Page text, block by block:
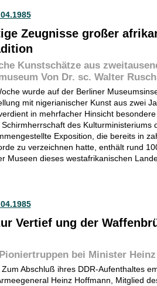
Zeugnisse großer
Kunstschätze aus
Von Dr. sc. Walter Rusch
wurde auf der Berliner
mit nigerianischer Kunst aus zwei
in mehrfacher Hinsicht
des Kulturministeriums
Exposition, die bereits in
zu verzeichnen hatte, enthält rund
Museen dieses westafrikanischen
Vertief ung der
bei Minister
Abschluß ihres DDR-Aufenthaltes
Heinz Hoffmann, Mitglied